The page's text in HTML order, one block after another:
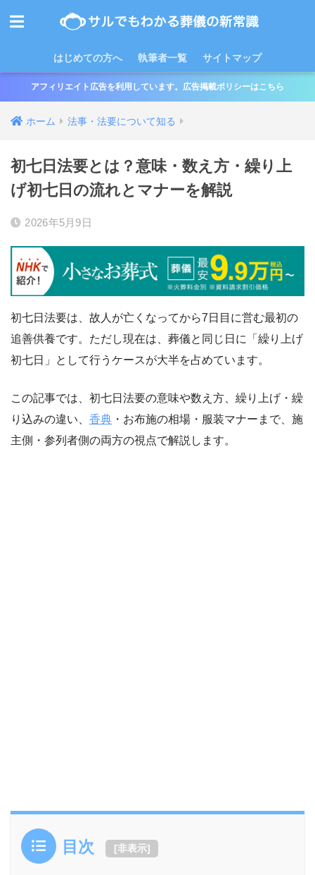
はじめての方へ 執筆者一覧 サイトマップ
アフィリエイト広告を利用しています。広告掲載ポリシーはこちら
ホーム 法事・法要について知る
初七日法要とは？意味・数え方・繰り上
げ初七日の流れとマナーを解説
2026年5月9日
初七日法要は、故人が亡くなってから7日目に営む最初の
追善供養です。ただし現在は、葬儀と同じ日に「繰り上げ
初七日」として行うケースが大半を占めています。
この記事では、初七日法要の意味や数え方、繰り上げ・繰
り込みの違い、 香典 ・お布施の相場・服装マナーまで、施
主側・参列者側の両方の視点で解説します。
目次 [非表示]